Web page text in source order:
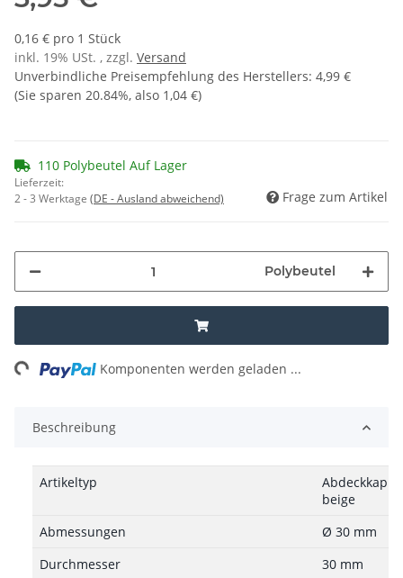
0,16 € pro 1 Stück
inkl. 19% USt. , zzgl. Versand
Unverbindliche Preisempfehlung des Herstellers: 4,99 €
(Sie sparen 20.84%, also 1,04 €)
110 Polybeutel Auf Lager
Lieferzeit:
2 - 3 Werktage (DE - Ausland abweichend) Frage zum Artikel
Polybeutel
Komponenten werden geladen ...
Beschreibung
Artikeltyp
beige
Abmessungen
Ø 30 mm
Durchmesser
30 mm